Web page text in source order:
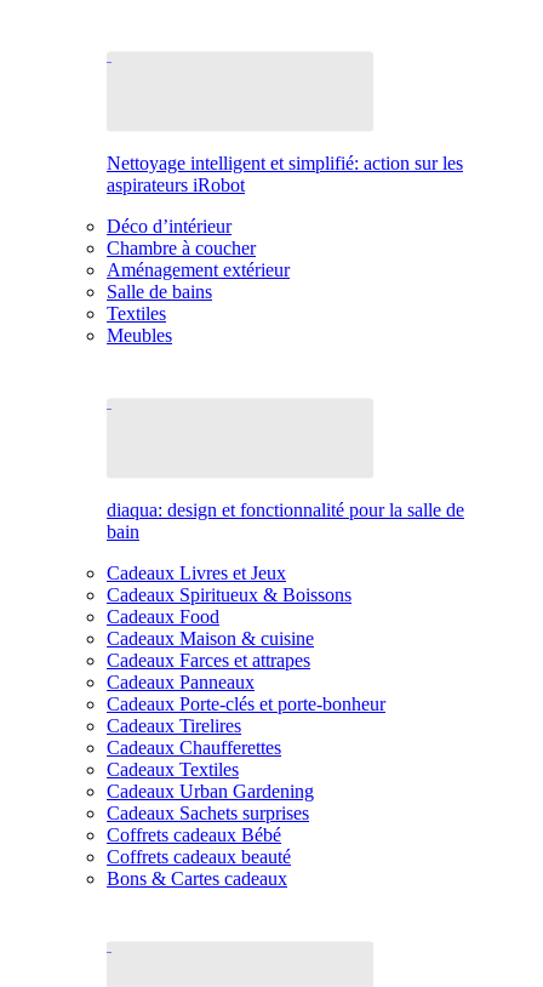
Nettoyage intelligent et simplifié: action sur les
aspirateurs iRobot
Déco d’intérieur
Chambre à coucher
Aménagement extérieur
Salle de bains
Textiles
Meubles
diaqua: design et fonctionnalité pour la salle de
bain
Cadeaux Livres et Jeux
Cadeaux Spiritueux & Boissons
Cadeaux Food
Cadeaux Maison & cuisine
Cadeaux Farces et attrapes
Cadeaux Panneaux
Cadeaux Porte-clés et porte-bonheur
Cadeaux Tirelires
Cadeaux Chaufferettes
Cadeaux Textiles
Cadeaux Urban Gardening
Cadeaux Sachets surprises
Coffrets cadeaux Bébé
Coffrets cadeaux beauté
Bons & Cartes cadeaux